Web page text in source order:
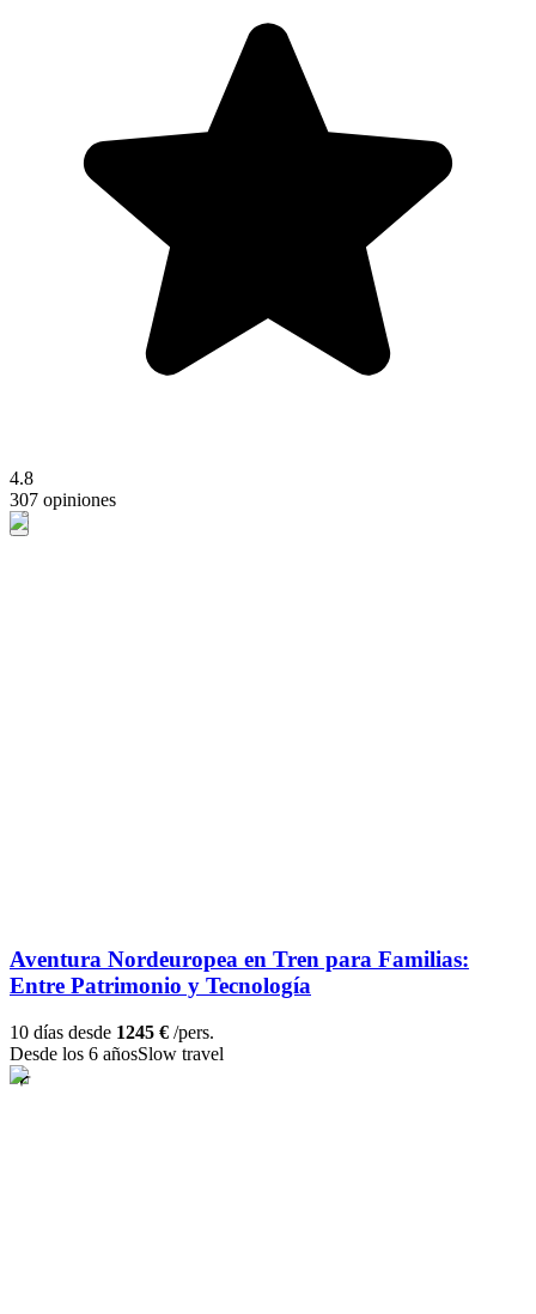
4.8
307 opiniones
Aventura Nordeuropea en Tren para Familias:
Entre Patrimonio y Tecnología
10 días desde 1245 € /pers.
Desde los 6 añosSlow travel